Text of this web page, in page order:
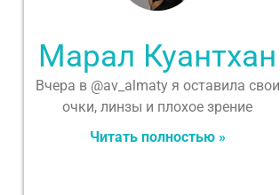
Марал Куантхан
Вчера в @av_almaty я оставила свои
очки, линзы и плохое зрение
Читать полностью »